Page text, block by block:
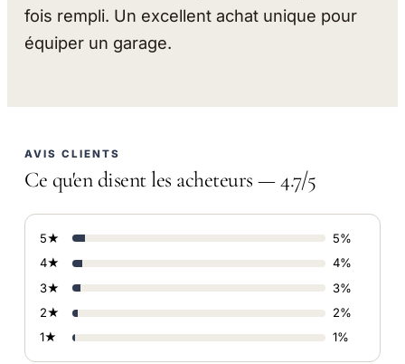
fois rempli. Un excellent achat unique pour
équiper un garage.
AVIS CLIENTS
Ce qu'en disent les acheteurs — 4.7/5
5★
5%
4★
4%
3★
3%
2★
2%
1★
1%